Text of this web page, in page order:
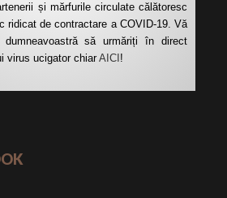
și mărfurile circulate călătoresc
ridicat de contractare a COVID-19. Vă
să urmăriți în direct
virus ucigator chiarAICI !